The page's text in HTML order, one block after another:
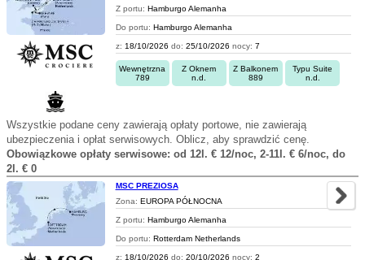
Z portu: Hamburgo Alemanha
Do portu: Hamburgo Alemanha
z: 18/10/2026 do: 25/10/2026 nocy: 7
Wewnętrzna
789
Z Oknem
n.d.
Z Balkonem
889
Typu Suite
n.d.
Wszystkie podane ceny zawierają opłaty portowe, nie zawierają
ubezpieczenia i opłat serwisowych. Oblicz, aby sprawdzić cenę.
Obowiązkowe opłaty serwisowe: od 12l. € 12/noc, 2-11l. € 6/noc, do
2l. € 0
MSC PREZIOSA
Zona: EUROPA PÓŁNOCNA
Z portu: Hamburgo Alemanha
Do portu: Rotterdam Netherlands
z: 18/10/2026 do: 20/10/2026 nocy: 2